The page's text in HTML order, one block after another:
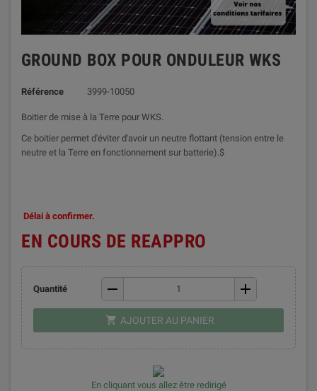
GROUND BOX POUR ONDULEUR WKS
Référence 3999-10050
Boitier de mise à la Terre pour WKS.
Ce boitier permet d'éviter d'avoir un neutre flottant (tension entre le
neutre et la Terre en fonctionnement sur batterie).$
Délai à confirmer.
EN COURS DE REAPPRO
Quantité remove add
shopping_cart AJOUTER AU PANIER
En cliquant vous allez être redirigé